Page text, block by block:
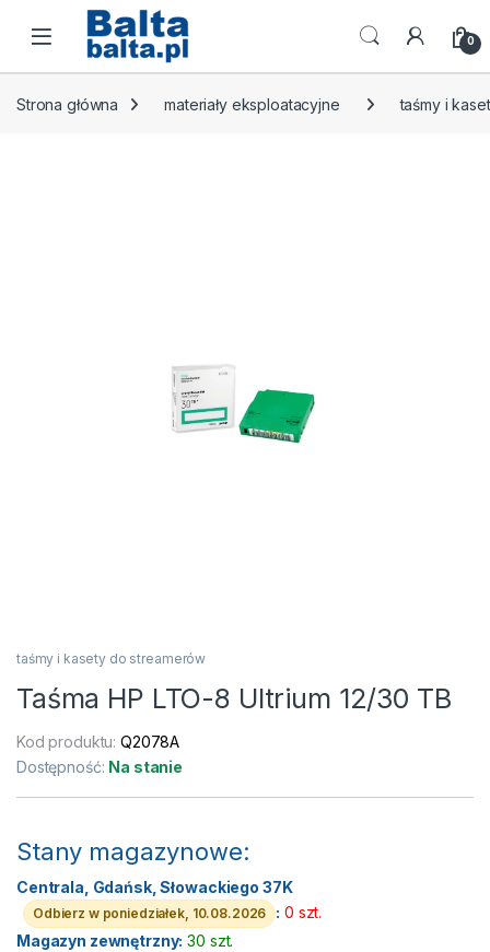
Skip to navigation
Skip to content
Open 0
Strona główna materiały eksploatacyjne taśmy i
taśmy i kasety do streamerów
Taśma HP LTO-8 Ultrium 12/30 TB
Kod produktu:Q2078A
Dostępność: Na stanie
Stany magazynowe:
Centrala, Gdańsk, Słowackiego 37K
Odbierz w poniedziałek, 10.08.2026 : 0 szt.
Magazyn zewnętrzny: 30 szt.